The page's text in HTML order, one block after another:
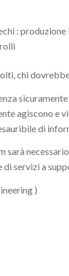
:
chi
agiscono e
di
sarà
di servizi a
)